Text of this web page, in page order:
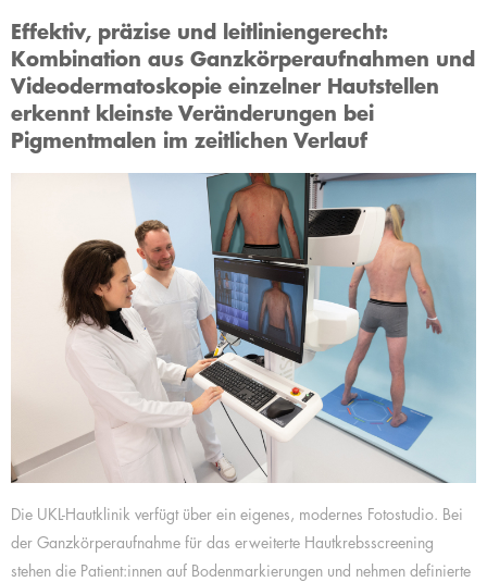
Effektiv, präzise und leitliniengerecht:
Kombination aus Ganzkörperaufnahmen und
Videodermatoskopie einzelner Hautstellen
erkennt kleinste Veränderungen bei
Pigmentmalen im zeitlichen Verlauf
Die UKL-Hautklinik verfügt über ein eigenes, modernes Fotostudio. Bei
der Ganzkörperaufnahme für das erweiterte Hautkrebsscreening
stehen die Patient:innen auf Bodenmarkierungen und nehmen definierte